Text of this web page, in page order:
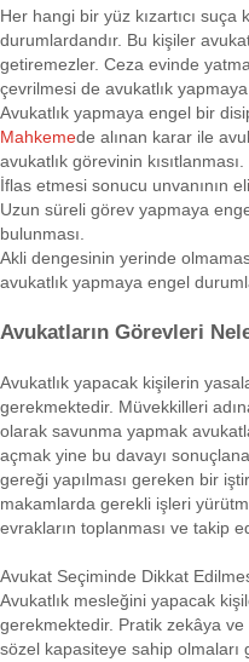
Her hangi bir yüz kızartıcı
durumlardandır. Bu kişiler
getiremezler. Ceza evinde
çevrilmesi de avukatlık
Avukatlık yapmaya engel bir
Mahkemede alınan karar ile
avukatlık görevinin kısıtlanması.
İflas etmesi sonucu unvanının
Uzun süreli görev yapmaya
bulunması.
Akli dengesinin yerinde
avukatlık yapmaya engel
Avukatların Görevleri
Avukatlık yapacak kişilerin
gerekmektedir. Müvekkilleri
olarak savunma yapmak
açmak yine bu davayı
gereği yapılması gereken bir
makamlarda gerekli işleri
evrakların toplanması ve takip
Avukat Seçiminde Dikkat
Avukatlık mesleğini yapacak
gerekmektedir. Pratik zekâya ve
sözel kapasiteye sahip olmaları